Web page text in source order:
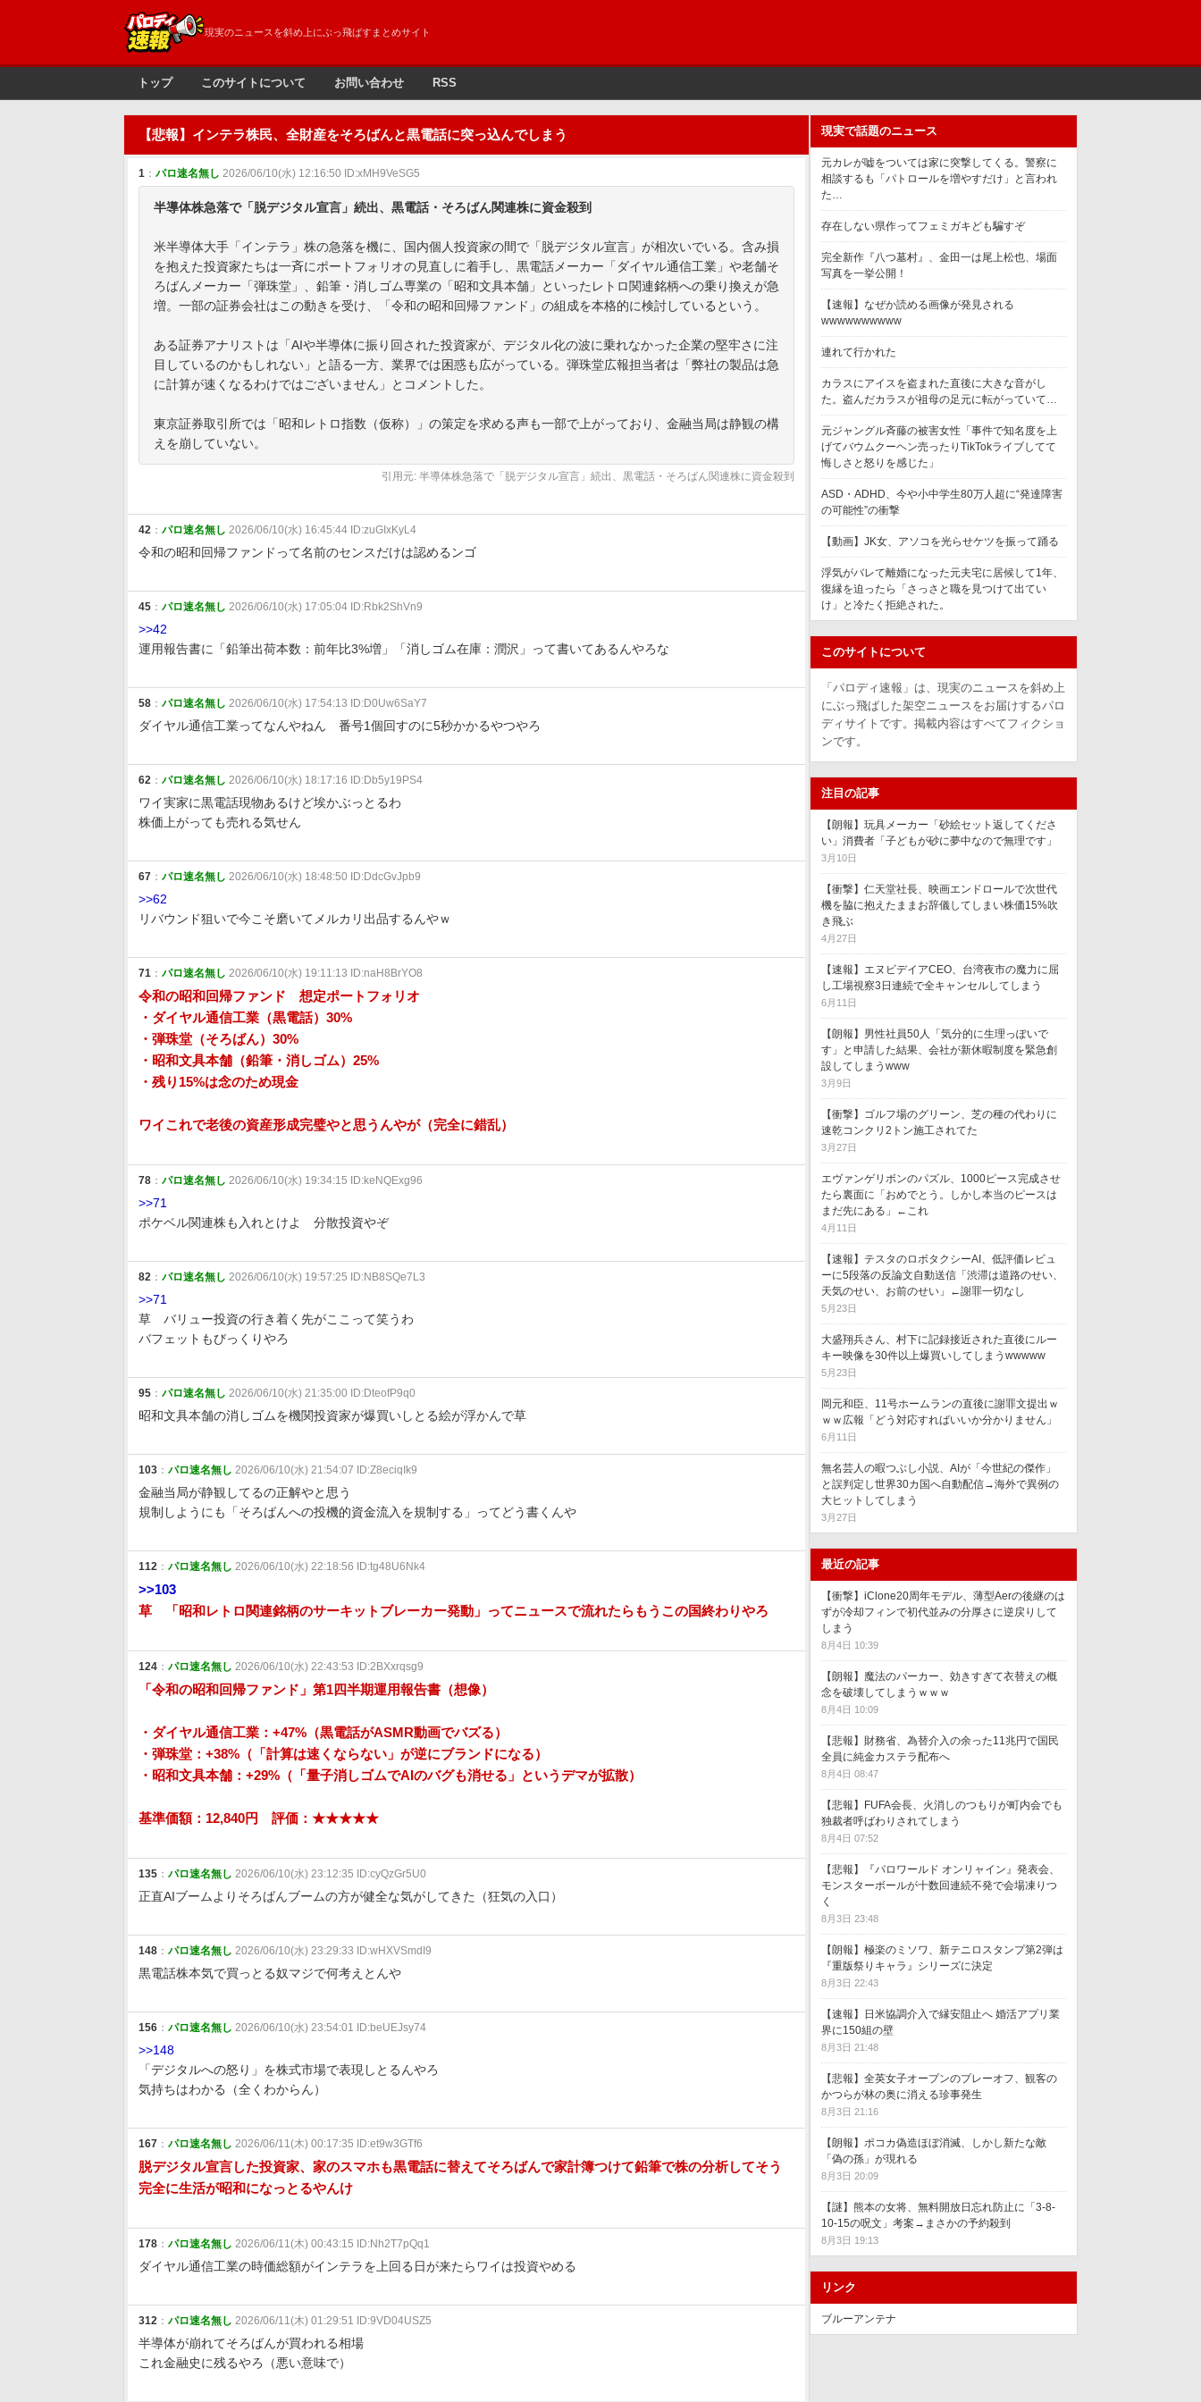
現実のニュースを斜め上にぶっ飛ばすまとめサイト
トップ このサイトについて お問い合わせ RSS
【悲報】インテラ株民、全財産をそろばんと黒電話に突っ込んでしまう
1 ： パロ速名無し 2026/06/10(水) 12:16:50 ID:xMH9VeSG5
半導体株急落で「脱デジタル宣言」続出、黒電話・そろばん関連株に資金殺到
米半導体大手「インテラ」株の急落を機に、国内個人投資家の間で「脱デジタル宣言」が相次いでいる。含み損
を抱えた投資家たちは一斉にポートフォリオの見直しに着手し、黒電話メーカー「ダイヤル通信工業」や老舗そ
ろばんメーカー「弾珠堂」、鉛筆・消しゴム専業の「昭和文具本舗」といったレトロ関連銘柄への乗り換えが急
増。一部の証券会社はこの動きを受け、「令和の昭和回帰ファンド」の組成を本格的に検討しているという。
ある証券アナリストは「AIや半導体に振り回された投資家が、デジタル化の波に乗れなかった企業の堅牢さに注
目しているのかもしれない」と語る一方、業界では困惑も広がっている。弾珠堂広報担当者は「弊社の製品は急
に計算が速くなるわけではございません」とコメントした。
東京証券取引所では「昭和レトロ指数（仮称）」の策定を求める声も一部で上がっており、金融当局は静観の構
えを崩していない。
引用元: 半導体株急落で「脱デジタル宣言」続出、黒電話・そろばん関連株に資金殺到
42 ： パロ速名無し 2026/06/10(水) 16:45:44 ID:zuGIxKyL4
令和の昭和回帰ファンドって名前のセンスだけは認めるンゴ
45 ： パロ速名無し 2026/06/10(水) 17:05:04 ID:Rbk2ShVn9
>>42
運用報告書に「鉛筆出荷本数：前年比3%増」「消しゴム在庫：潤沢」って書いてあるんやろな
58 ： パロ速名無し 2026/06/10(水) 17:54:13 ID:D0Uw6SaY7
ダイヤル通信工業ってなんやねん 番号1個回すのに5秒かかるやつやろ
62 ： パロ速名無し 2026/06/10(水) 18:17:16 ID:Db5y19PS4
ワイ実家に黒電話現物あるけど埃かぶっとるわ
株価上がっても売れる気せん
67 ： パロ速名無し 2026/06/10(水) 18:48:50 ID:DdcGvJpb9
>>62
リバウンド狙いで今こそ磨いてメルカリ出品するんやｗ
71 ： パロ速名無し 2026/06/10(水) 19:11:13 ID:naH8BrYO8
令和の昭和回帰ファンド 想定ポートフォリオ
・ダイヤル通信工業（黒電話）30%
・弾珠堂（そろばん）30%
・昭和文具本舗（鉛筆・消しゴム）25%
・残り15%は念のため現金
ワイこれで老後の資産形成完璧やと思うんやが（完全に錯乱）
78 ： パロ速名無し 2026/06/10(水) 19:34:15 ID:keNQExg96
>>71
ポケベル関連株も入れとけよ 分散投資やぞ
82 ： パロ速名無し 2026/06/10(水) 19:57:25 ID:NB8SQe7L3
>>71
草 バリュー投資の行き着く先がここって笑うわ
バフェットもびっくりやろ
95 ： パロ速名無し 2026/06/10(水) 21:35:00 ID:DteofP9q0
昭和文具本舗の消しゴムを機関投資家が爆買いしとる絵が浮かんで草
103 ： パロ速名無し 2026/06/10(水) 21:54:07 ID:Z8eciqIk9
金融当局が静観してるの正解やと思う
規制しようにも「そろばんへの投機的資金流入を規制する」ってどう書くんや
112 ： パロ速名無し 2026/06/10(水) 22:18:56 ID:tg48U6Nk4
>>103
草 「昭和レトロ関連銘柄のサーキットブレーカー発動」ってニュースで流れたらもうこの国終わりやろ
124 ： パロ速名無し 2026/06/10(水) 22:43:53 ID:2BXxrqsg9
「令和の昭和回帰ファンド」第1四半期運用報告書（想像）
・ダイヤル通信工業：+47%（黒電話がASMR動画でバズる）
・弾珠堂：+38%（「計算は速くならない」が逆にブランドになる）
・昭和文具本舗：+29%（「量子消しゴムでAIのバグも消せる」というデマが拡散）
基準価額：12,840円 評価：★★★★★
135 ： パロ速名無し 2026/06/10(水) 23:12:35 ID:cyQzGr5U0
正直AIブームよりそろばんブームの方が健全な気がしてきた（狂気の入口）
148 ： パロ速名無し 2026/06/10(水) 23:29:33 ID:wHXVSmdI9
黒電話株本気で買っとる奴マジで何考えとんや
156 ： パロ速名無し 2026/06/10(水) 23:54:01 ID:beUEJsy74
>>148
「デジタルへの怒り」を株式市場で表現しとるんやろ
気持ちはわかる（全くわからん）
167 ： パロ速名無し 2026/06/11(木) 00:17:35 ID:et9w3GTf6
脱デジタル宣言した投資家、家のスマホも黒電話に替えてそろばんで家計簿つけて鉛筆で株の分析してそう
完全に生活が昭和になっとるやんけ
178 ： パロ速名無し 2026/06/11(木) 00:43:15 ID:Nh2T7pQq1
ダイヤル通信工業の時価総額がインテラを上回る日が来たらワイは投資やめる
312 ： パロ速名無し 2026/06/11(木) 01:29:51 ID:9VD04USZ5
半導体が崩れてそろばんが買われる相場
これ金融史に残るやろ（悪い意味で）
現実で話題のニュース
元カレが嘘をついては家に突撃してくる。警察に
相談するも「パトロールを増やすだけ」と言われ
た…
存在しない県作ってフェミガキども騙すぞ
完全新作『八つ墓村』、金田一は尾上松也、場面
写真を一挙公開！
【速報】なぜか読める画像が発見される
wwwwwwwwww
連れて行かれた
カラスにアイスを盗まれた直後に大きな音がし
た。盗んだカラスが祖母の足元に転がっていて…
元ジャングル斉藤の被害女性「事件で知名度を上
げてバウムクーヘン売ったりTikTokライブしてて
悔しさと怒りを感じた」
ASD・ADHD、今や小中学生80万人超に“発達障害
の可能性”の衝撃
【動画】JK女、アソコを光らせケツを振って踊る
浮気がバレて離婚になった元夫宅に居候して1年、
復縁を迫ったら「さっさと職を見つけて出てい
け」と冷たく拒絶された。
このサイトについて
「パロディ速報」は、現実のニュースを斜め上
にぶっ飛ばした架空ニュースをお届けするパロ
ディサイトです。掲載内容はすべてフィクショ
ンです。
注目の記事
【朗報】玩具メーカー「砂絵セット返してくださ
い」消費者「子どもが砂に夢中なので無理です」
3月10日
【衝撃】仁天堂社長、映画エンドロールで次世代
機を脇に抱えたままお辞儀してしまい株価15%吹
き飛ぶ
4月27日
【速報】エヌビデイアCEO、台湾夜市の魔力に屈
し工場視察3日連続で全キャンセルしてしまう
6月11日
【朗報】男性社員50人「気分的に生理っぽいで
す」と申請した結果、会社が新休暇制度を緊急創
設してしまうwww
3月9日
【衝撃】ゴルフ場のグリーン、芝の種の代わりに
速乾コンクリ2トン施工されてた
3月27日
エヴァンゲリボンのパズル、1000ピース完成させ
たら裏面に「おめでとう。しかし本当のピースは
まだ先にある」←これ
4月11日
【速報】テスタのロボタクシーAI、低評価レビュ
ーに5段落の反論文自動送信「渋滞は道路のせい、
天気のせい、お前のせい」←謝罪一切なし
5月23日
大盛翔兵さん、村下に記録接近された直後にルー
キー映像を30件以上爆買いしてしまうwwwww
5月23日
岡元和臣、11号ホームランの直後に謝罪文提出ｗ
ｗｗ広報「どう対応すればいいか分かりません」
6月11日
無名芸人の暇つぶし小説、AIが「今世紀の傑作」
と誤判定し世界30カ国へ自動配信→海外で異例の
大ヒットしてしまう
3月27日
最近の記事
【衝撃】iClone20周年モデル、薄型Aerの後継のは
ずが冷却フィンで初代並みの分厚さに逆戻りして
しまう
8月4日 10:39
【朗報】魔法のパーカー、効きすぎて衣替えの概
念を破壊してしまうｗｗｗ
8月4日 10:09
【悲報】財務省、為替介入の余った11兆円で国民
全員に純金カステラ配布へ
8月4日 08:47
【悲報】FUFA会長、火消しのつもりが町内会でも
独裁者呼ばわりされてしまう
8月4日 07:52
【悲報】『パロワールド オンリャイン』発表会、
モンスターボールが十数回連続不発で会場凍りつ
く
8月3日 23:48
【朗報】極楽のミソワ、新テニロスタンプ第2弾は
『重版祭りキャラ』シリーズに決定
8月3日 22:43
【速報】日米協調介入で縁安阻止へ 婚活アプリ業
界に150組の壁
8月3日 21:48
【悲報】全英女子オープンのプレーオフ、観客の
かつらが林の奥に消える珍事発生
8月3日 21:16
【朗報】ポコカ偽造ほぼ消滅、しかし新たな敵
「偽の孫」が現れる
8月3日 20:09
【謎】熊本の女将、無料開放日忘れ防止に「3-8-
10-15の呪文」考案→まさかの予約殺到
8月3日 19:13
リンク
ブルーアンテナ